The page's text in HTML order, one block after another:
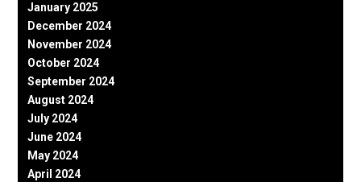
January 2025
December 2024
November 2024
October 2024
September 2024
August 2024
July 2024
June 2024
May 2024
April 2024